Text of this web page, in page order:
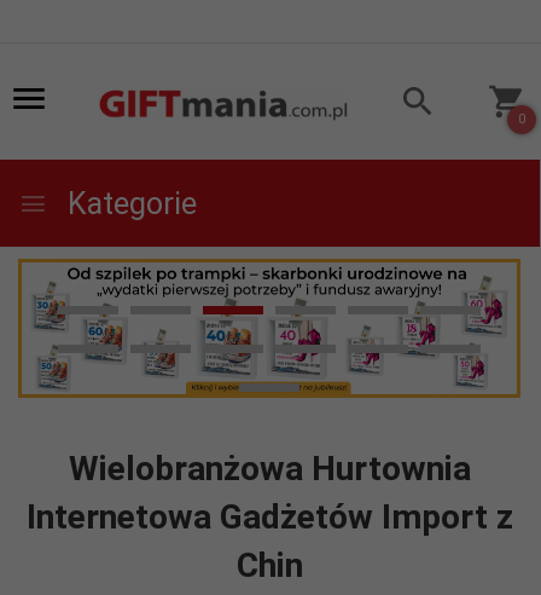
0
Kategorie
Wielobranżowa Hurtownia
Internetowa Gadżetów Import z
Chin